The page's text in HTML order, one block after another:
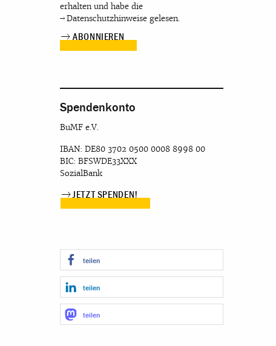
erhalten und habe die
Datenschutzhinweise gelesen.
Spendenkonto
BuMF e.V.
IBAN: DE80 3702 0500 0008 8998 00
BIC: BFSWDE33XXX
SozialBank
JETZT SPENDEN!
teilen
teilen
teilen